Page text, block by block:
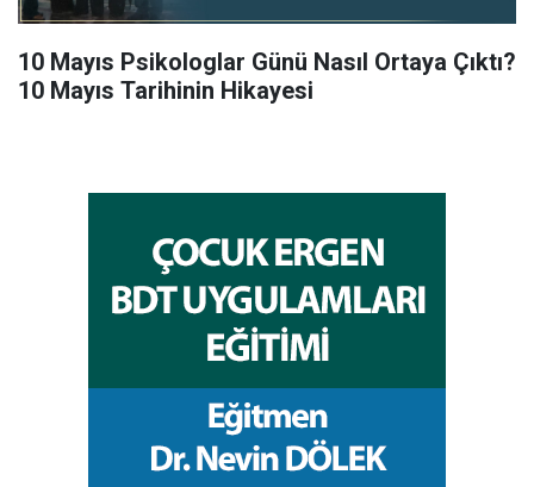
10 Mayıs Psikologlar Günü Nasıl Ortaya Çıktı?
10 Mayıs Tarihinin Hikayesi